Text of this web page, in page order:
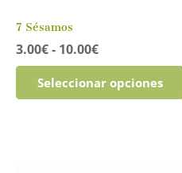
7 Sésamos
3.00€ - 10.00€Rango
de
precios:
desde
Seleccionar opciones